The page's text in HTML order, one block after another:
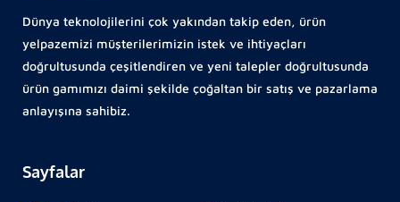
Dünya teknolojilerini çok yakından takip eden, ürün
yelpazemizi müşterilerimizin istek ve ihtiyaçları
doğrultusunda çeşitlendiren ve yeni talepler doğrultusunda
ürün gamımızı daimi şekilde çoğaltan bir satış ve pazarlama
anlayışına sahibiz.
Sayfalar